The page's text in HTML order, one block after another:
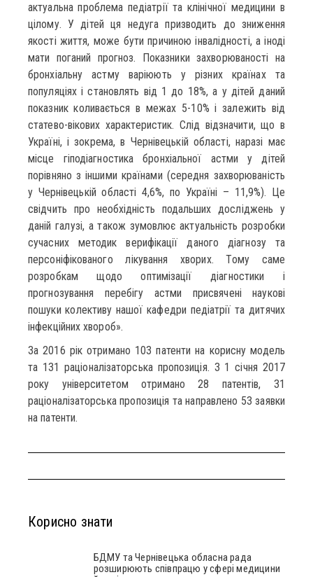
актуальна проблема педіатрії та клінічної медицини в
цілому. У дітей ця недуга призводить до зниження
якості життя, може бути причиною інвалідності, а іноді
мати поганий прогноз. Показники захворюваності на
бронхіальну астму варіюють у різних країнах та
популяціях і становлять від 1 до 18%, а у дітей даний
показник коливається в межах 5-10% і залежить від
статево-вікових характеристик. Слід відзначити, що в
Україні, і зокрема, в Чернівецькій області, наразі має
місце гіподіагностика бронхіальної астми у дітей
порівняно з іншими країнами (середня захворюваність
у Чернівецькій області 4,6%, по Україні – 11,9%). Це
свідчить про необхідність подальших досліджень у
даній галузі, а також зумовлює актуальність розробки
сучасних методик верифікації даного діагнозу та
персоніфікованого лікування хворих. Тому саме
розробкам щодо оптимізації діагностики і
прогнозування перебігу астми присвячені наукові
пошуки колективу нашої кафедри педіатрії та дитячих
інфекційних хвороб».
За 2016 рік отримано 103 патенти на корисну модель
та 131 раціоналізаторська пропозиція. З 1 січня 2017
року університетом отримано 28 патентів, 31
раціоналізаторська пропозиція та направлено 53 заявки
на патенти.
Корисно знати
БДМУ та Чернівецька обласна рада
розширюють співпрацю у сфері медицини